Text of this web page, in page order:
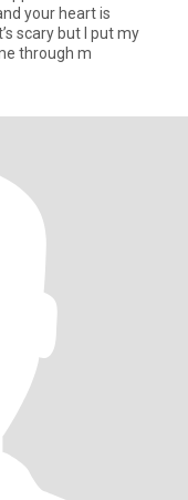
your heart is
scary but I put my
through m